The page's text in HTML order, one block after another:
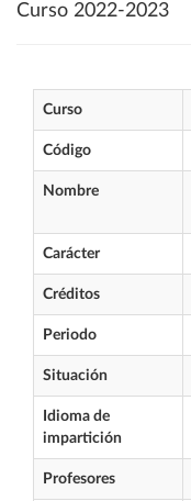
Curso 2022-2023
Curso
Código
Nombre
Carácter
Créditos
Periodo
Situación
Idioma de
impartición
Profesores